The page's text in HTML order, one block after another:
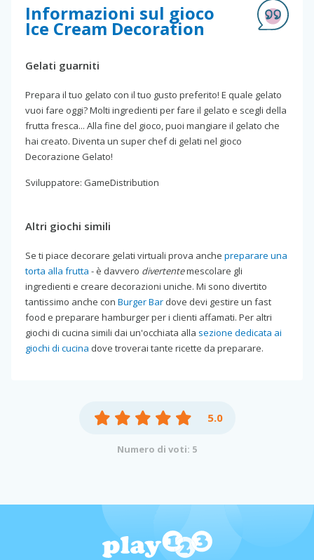
Informazioni sul gioco
Ice Cream Decoration
Gelati guarniti
Prepara il tuo gelato con il tuo gusto preferito! E quale gelato
vuoi fare oggi? Molti ingredienti per fare il gelato e scegli della
frutta fresca... Alla fine del gioco, puoi mangiare il gelato che
hai creato. Diventa un super chef di gelati nel gioco
Decorazione Gelato!
Sviluppatore: GameDistribution
Altri giochi simili
Se ti piace decorare gelati virtuali prova anche preparare una
torta alla frutta - è davvero divertentemescolare gli
ingredienti e creare decorazioni uniche. Mi sono divertito
tantissimo anche con Burger Bar dove devi gestire un fast
food e preparare hamburger per i clienti affamati. Per altri
giochi di cucina simili dai un'occhiata alla sezione dedicata ai
giochi di cucina dove troverai tante ricette da preparare.
5.0
Numero di voti: 5